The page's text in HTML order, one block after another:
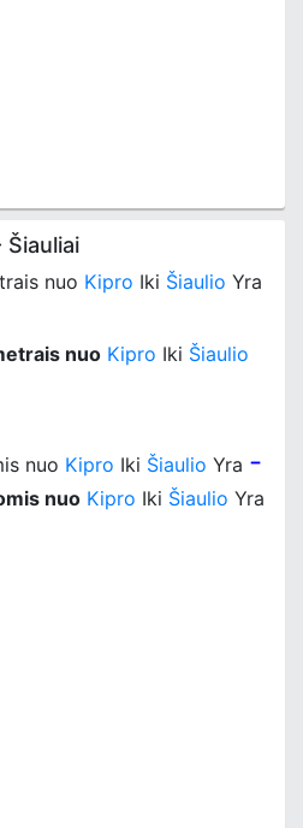
nuo Kipro Iki Šiaulio Yra
nuo Kipro Iki Šiaulio
nuo Kipro Iki Šiaulio Yra -
nuo Kipro Iki Šiaulio Yra